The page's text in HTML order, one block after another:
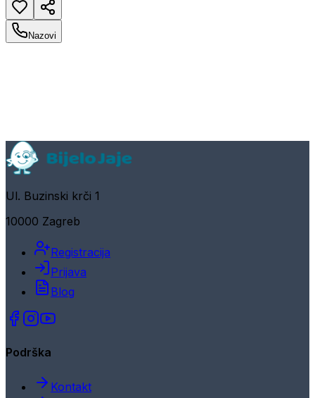
Nazovi
Ul. Buzinski krči 1
10000 Zagreb
Registracija
Prijava
Blog
Podrška
Kontakt